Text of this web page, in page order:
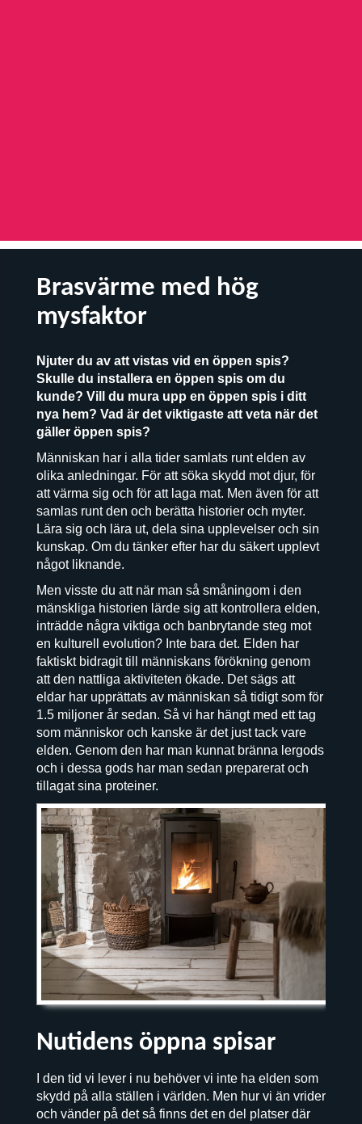
Brasvärme med hög
mysfaktor
Njuter du av att vistas vid en öppen spis?
Skulle du installera en öppen spis om du
kunde? Vill du mura upp en öppen spis i ditt
nya hem? Vad är det viktigaste att veta när det
gäller öppen spis?
Människan har i alla tider samlats runt elden av
olika anledningar. För att söka skydd mot djur, för
att värma sig och för att laga mat. Men även för att
samlas runt den och berätta historier och myter.
Lära sig och lära ut, dela sina upplevelser och sin
kunskap. Om du tänker efter har du säkert upplevt
något liknande.
Men visste du att när man så småningom i den
mänskliga historien lärde sig att kontrollera elden,
inträdde några viktiga och banbrytande steg mot
en kulturell evolution? Inte bara det. Elden har
faktiskt bidragit till människans förökning genom
att den nattliga aktiviteten ökade. Det sägs att
eldar har upprättats av människan så tidigt som för
1.5 miljoner år sedan. Så vi har hängt med ett tag
som människor och kanske är det just tack vare
elden. Genom den har man kunnat bränna lergods
och i dessa gods har man sedan preparerat och
tillagat sina proteiner.
Nutidens öppna spisar
I den tid vi lever i nu behöver vi inte ha elden som
skydd på alla ställen i världen. Men hur vi än vrider
och vänder på det så finns det en del platser där